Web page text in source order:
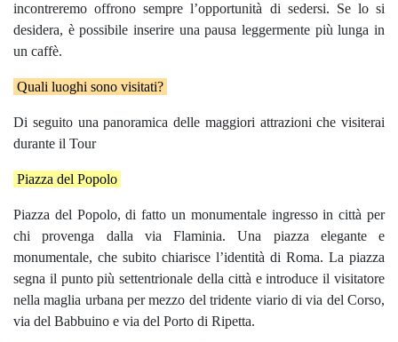
incontreremo offrono sempre l’opportunità di sedersi. Se lo si
desidera, è possibile inserire una pausa leggermente più lunga in
un caffè.
Quali luoghi sono visitati?
Di seguito una panoramica delle maggiori attrazioni che visiterai
durante il Tour
Piazza del Popolo
Piazza del Popolo, di fatto un monumentale ingresso in città per
chi provenga dalla via Flaminia. Una piazza elegante e
monumentale, che subito chiarisce l’identità di Roma. La piazza
segna il punto più settentrionale della città e introduce il visitatore
nella maglia urbana per mezzo del tridente viario di via del Corso,
via del Babbuino e via del Porto di Ripetta.